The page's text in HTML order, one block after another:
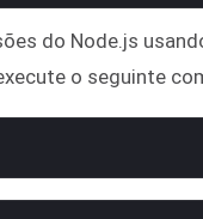
do Node.js
o seguinte